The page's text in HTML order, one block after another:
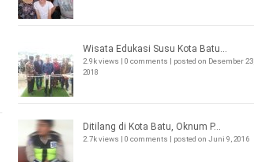
Wisata Edukasi Susu Kota Batu...
2.9k views | 0 comments | posted on Desember 23,
2018
Ditilang di Kota Batu, Oknum P...
2.7k views | 0 comments | posted on Juni 9, 2016